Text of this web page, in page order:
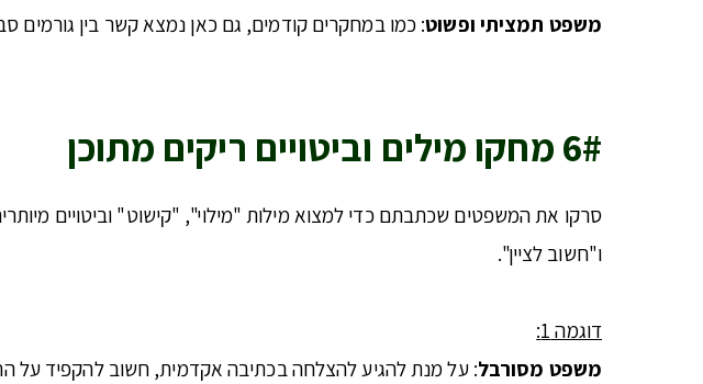
משפט תמציתי ופשוט: כמו במחקרים קודמים, גם כאן נמצא קשר בין גורמים
6# מחקו מילים וביטויים ריקים מתוכן
סרקו את המשפטים שכתבתם כדי למצוא מילות "מילוי", "קישוט" וביטויים
ו"חשוב לציין".
דוגמה 1:
משפט מסורבל: על מנת להגיע להצלחה בכתיבה אקדמית, חשוב להקפיד על